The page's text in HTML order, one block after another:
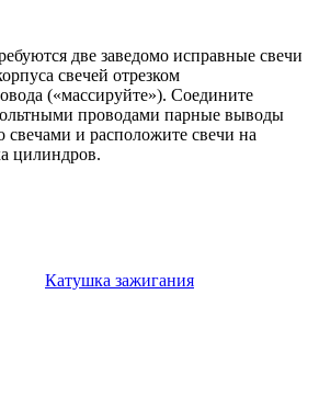
две заведомо исправные свечи
свечей отрезком
(«массируйте»). Соедините
проводами парные выводы
свечами и расположите свечи на
цилиндров.
Катушка зажигания